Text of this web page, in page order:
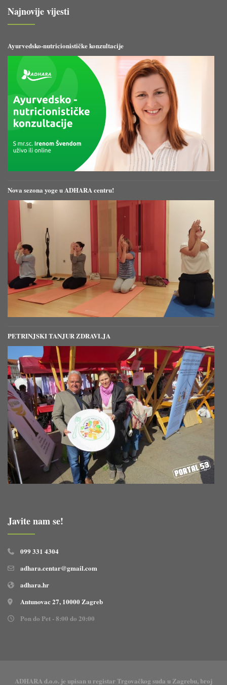
Najnovije vijesti
Ayurvedsko-nutricionističke konzultacije
Nova sezona yoge u ADHARA centru!
PETRINJSKI TANJUR ZDRAVLJA
Javite nam se!
099 331 4304
adhara.centar@gmail.com
adhara.hr
Antunovac 27, 10000 Zagreb
Pon do Pet - 8:00 do 20:00
ADHARA d.o.o. je upisan u registar Trgovačkog suda u Zagrebu, broj